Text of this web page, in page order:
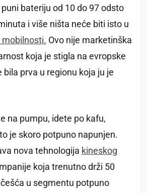
bateriju od 10 do 97 odsto
i više ništa neće biti isto u
Ovo nije marketinška
koja je stigla na evropske
bila prva u regionu koja ju je
na pumpu, idete po kafu,
je skoro potpuno napunjen.
nova tehnologija kineskog
koja trenutno drži 50
u segmentu potpuno